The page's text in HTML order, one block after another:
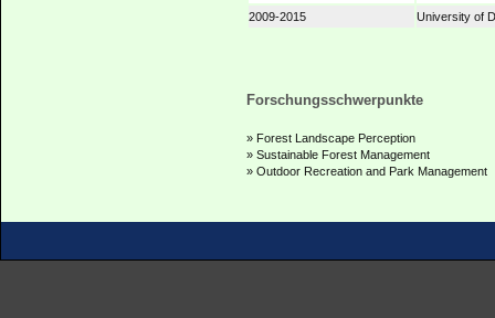
2009-2015
University of
Forschungsschwerpunkte
» Forest Landscape Perception
» Sustainable Forest Management
» Outdoor Recreation and Park Management